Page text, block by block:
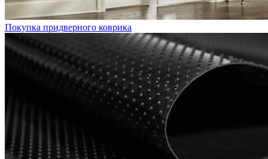
Покупка придверного коврика